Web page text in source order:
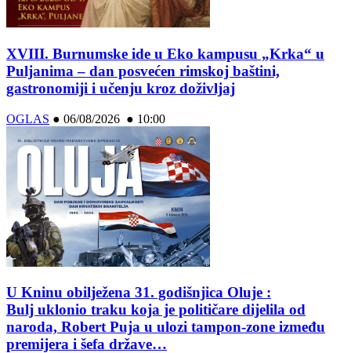
XVIII. Burnumske ide u Eko kampusu „Krka“ u
Puljanima – dan posvećen rimskoj baštini,
gastronomiji i učenju kroz doživljaj
OGLAS ● 06/08/2026 ● 10:00
U Kninu obilježena 31. godišnjica Oluje :
Bulj uklonio traku koja je političare dijelila od
naroda, Robert Puja u ulozi tampon-zone između
premijera i šefa države…